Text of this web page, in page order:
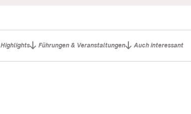
Highlights Führungen & Veranstaltungen Auch interessant